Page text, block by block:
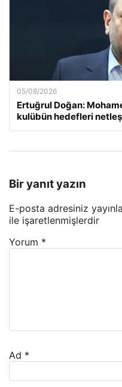
05/08/2026
Ertuğrul Doğan:
kulübün hedefleri
Bir yanıt yazın
E-posta adresiniz
ile işaretlenmişlerdir
Yorum *
Ad *